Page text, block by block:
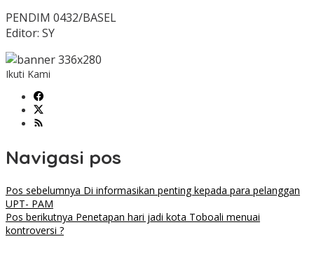
PENDIM 0432/BASEL
Editor: SY
Ikuti Kami
Navigasi pos
Pos sebelumnya Di informasikan penting kepada para pelanggan
UPT- PAM
Pos berikutnya Penetapan hari jadi kota Toboali menuai
kontroversi ?